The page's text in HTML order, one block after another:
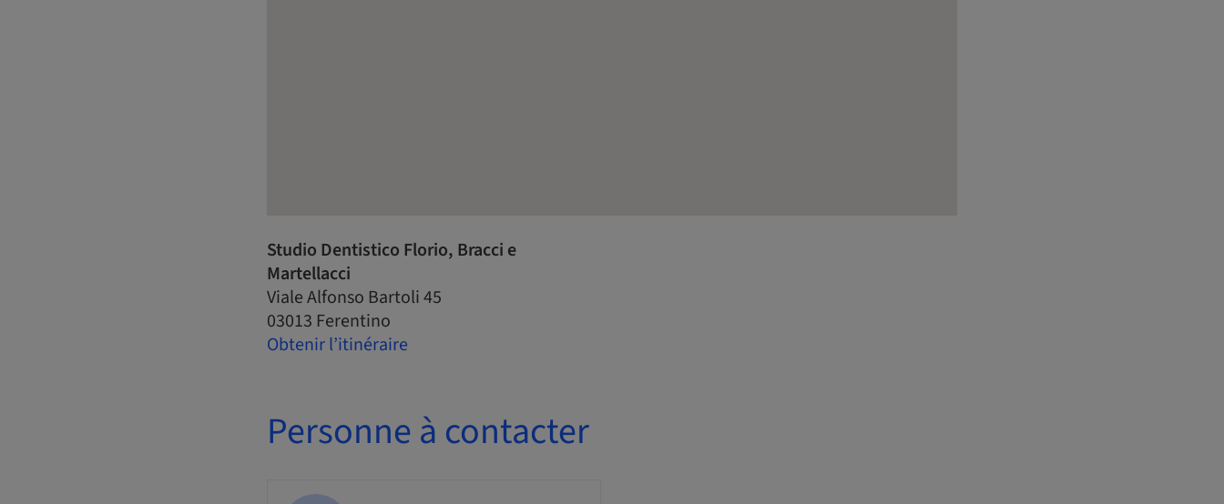
Studio Dentistico Florio, Bracci e
Martellacci
Viale Alfonso Bartoli 45
03013 Ferentino
Obtenir l’itinéraire
Personne à contacter